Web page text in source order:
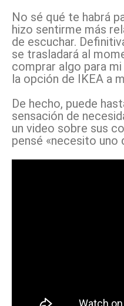
No sé qué te habrá
hizo sentirme más
de escuchar.
se trasladará al
comprar algo para
la opción de IKEA a
De hecho, puede
sensación de
un video sobre sus
pensé «necesito uno